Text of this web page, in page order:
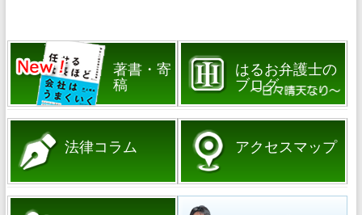
著書・寄
稿
はるお弁護士の
ブログ
法律コラム アクセスマップ